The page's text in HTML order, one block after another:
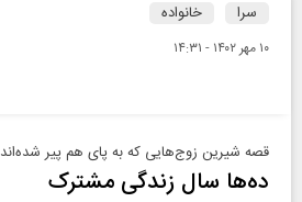
سرا خانواده
۱۰ مهر ۱۴۰۲ - ۱۴:۳۱
قصه شیرین زوج‌هایی که به پای هم پیر شده‌‌اند
ده‌ها سال زندگی مشترک